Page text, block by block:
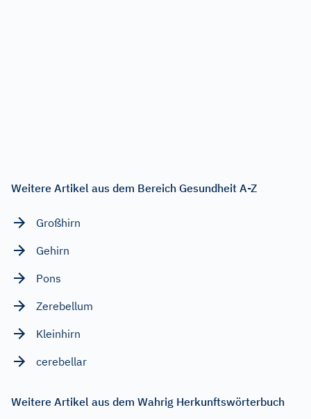
Weitere Artikel aus dem Bereich Gesundheit A-Z
Großhirn
Gehirn
Pons
Zerebellum
Kleinhirn
cerebellar
Weitere Artikel aus dem Wahrig Herkunftswörterbuch